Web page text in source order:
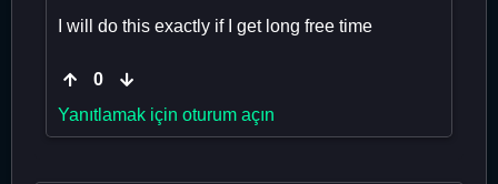
I will do this exactly if I get long free time
0
Yanıtlamak için oturum açın